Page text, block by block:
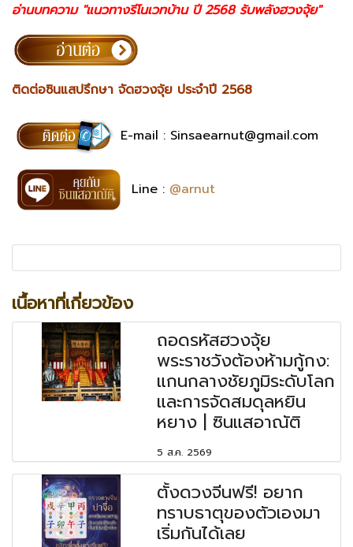
อ่านบทความ "แนวทางรีโนเวทบ้าน ปี 2568 รับพลังฮวงจุ้ย"
ติดต่อซินแสปรึกษา จัดฮวงจุ้ย ประจำปี 2568
E-mail : Sinsaearnut@gmail.com
Line : @arnut
เนื้อหาที่เกี่ยวข้อง
ถอดรหัสฮวงจุ้ย
พระราชวังต้องห้ามกู้กง:
แกนกลางชัยภูมิระดับโลก
และการจัดสมดุลหยิน
หยาง | ซินแสอาณัติ
5 ส.ค. 2569
ตั้งดวงจีนฟรี! อยาก
ทราบธาตุของตัวเองมา
เริ่มกันได้เลย